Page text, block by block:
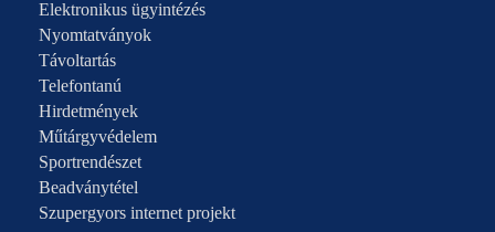
Elektronikus ügyintézés
Nyomtatványok
Távoltartás
Telefontanú
Hirdetmények
Műtárgyvédelem
Sportrendészet
Beadványtétel
Szupergyors internet projekt